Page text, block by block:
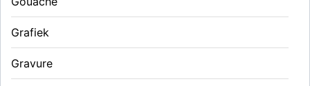
Grafiek
Gravure